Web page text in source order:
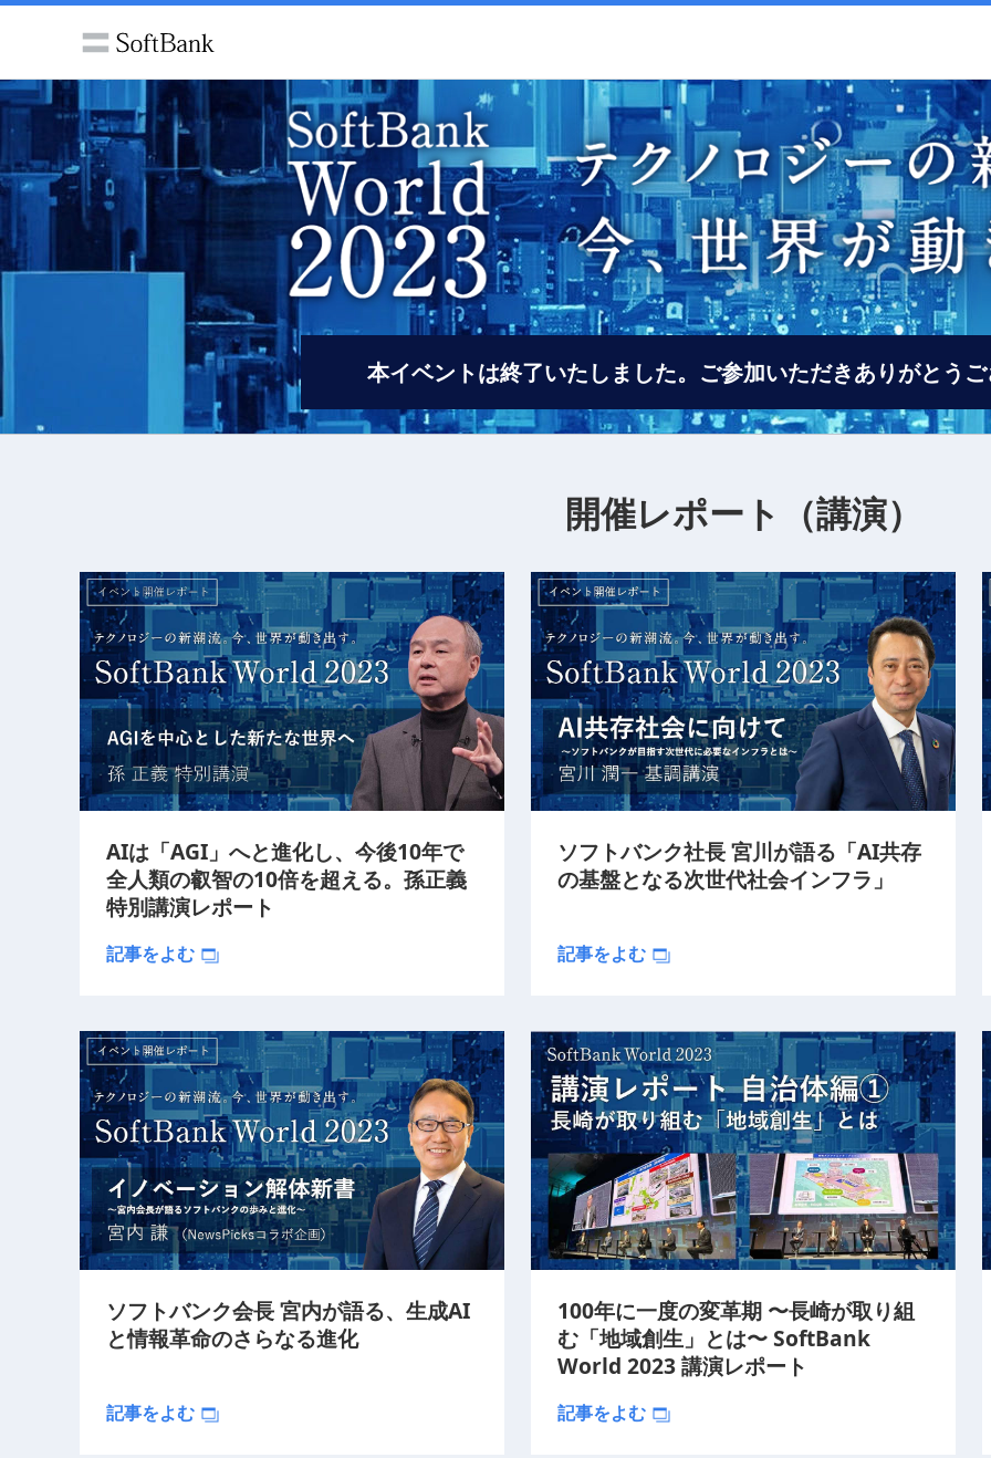
本イベントは終了いたしました。ご参加いただきありがとうご
開催レポート（講演）
AIは「AGI」へと進化し、今後10年で
全人類の叡智の10倍を超える。孫正義
特別講演レポート
記事をよむ
ソフトバンク社長 宮川が語る「AI共存
の基盤となる次世代社会インフラ」
記事をよむ
ソフトバンク会長 宮内が語る、生成AI
と情報革命のさらなる進化
記事をよむ
100年に一度の変革期 〜長崎が取り組
む「地域創生」とは〜 SoftBank
World 2023 講演レポート
記事をよむ